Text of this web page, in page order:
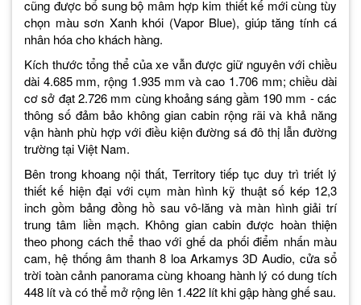
cũng được bổ sung bộ mâm hợp kim thiết kế mới cùng tùy
chọn màu sơn Xanh khói (Vapor Blue), giúp tăng tính cá
nhân hóa cho khách hàng.
Kích thước tổng thể của xe vẫn được giữ nguyên với chiều
dài 4.685 mm, rộng 1.935 mm và cao 1.706 mm; chiều dài
cơ sở đạt 2.726 mm cùng khoảng sáng gầm 190 mm - các
thông số đảm bảo không gian cabin rộng rãi và khả năng
vận hành phù hợp với điều kiện đường sá đô thị lẫn đường
trường tại Việt Nam.
Bên trong khoang nội thất, Territory tiếp tục duy trì triết lý
thiết kế hiện đại với cụm màn hình kỹ thuật số kép 12,3
inch gồm bảng đồng hồ sau vô-lăng và màn hình giải trí
trung tâm liền mạch. Không gian cabin được hoàn thiện
theo phong cách thể thao với ghế da phối điểm nhấn màu
cam, hệ thống âm thanh 8 loa Arkamys 3D Audio, cửa sổ
trời toàn cảnh panorama cùng khoang hành lý có dung tích
448 lít và có thể mở rộng lên 1.422 lít khi gập hàng ghế sau.